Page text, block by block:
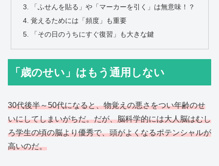
「ふせんを貼る」や「マーカーを引く」は無意味！？
覚えるためには「頻度」も重要
「その日のうちにすぐ復習」も大きな鍵
「歳のせい」はもう通用しない
30代後半～50代になると、物覚えの悪さをつい年齢のせ
いにしてしまいがちだ。だが、脳科学的には大人脳はむし
ろ学生の頃の脳より優秀で、頭がよくなるポテンシャルが
高いのだ。